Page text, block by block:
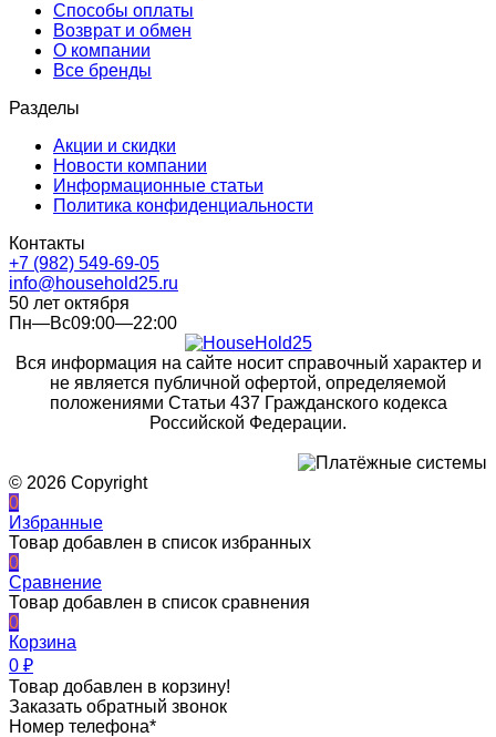
Способы оплаты
Возврат и обмен
О компании
Все бренды
Разделы
Акции и скидки
Новости компании
Информационные статьи
Политика конфиденциальности
Контакты
+7 (982) 549-69-05
info@household25.ru
50 лет октября
Пн—Вс09:00—22:00
Вся информация на сайте носит справочный характер и
не является публичной офертой, определяемой
положениями Статьи 437 Гражданского кодекса
Российской Федерации.
© 2026 Copyright
0
Избранные
Товар добавлен в список избранных
0
Сравнение
Товар добавлен в список сравнения
0
Корзина
0 ₽
Товар добавлен в корзину!
Заказать обратный звонок
Номер телефона*